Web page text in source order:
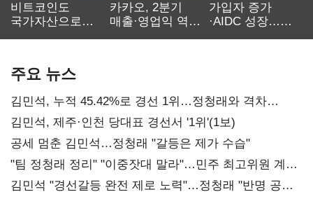
비트코인도
국가자산으로…'
카카오, 2분기
매출·영업익 역대
가입자 증가
·AIDC 성장…
주요 뉴스
김민석, 누적 45.42%로 경선 1위…정청래와 격차
0.86%p(2보)
김민석, 제주·인천 당대표 경선서 '1위'(1보)
공세 멈춘 김민석…정청래 "갈등은 제가 수습"
"팀 정청래 정리" "이중잣대 말라"…민주 최고위원 계파
다툼 격화
김민석 "경선갈등 완전 제로 노력"…정청래 "반명 공세